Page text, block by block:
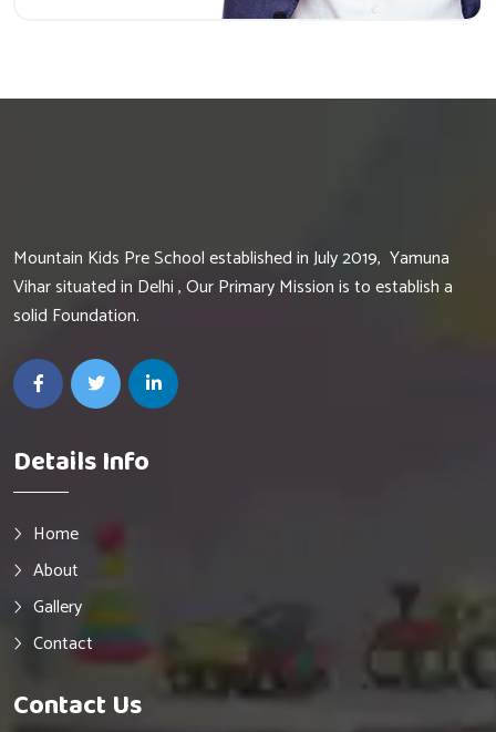
Mountain Kids Pre School established in July 2019, Yamuna
Vihar situated in Delhi , Our Primary Mission is to establish a
solid Foundation.
Details Info
Home
About
Gallery
Contact
Contact Us